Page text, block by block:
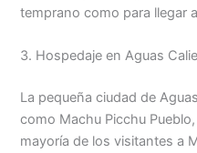
temprano como para llegar
3. Hospedaje en Aguas
La pequeña ciudad de
como Machu Picchu
mayoría de los visitantes a